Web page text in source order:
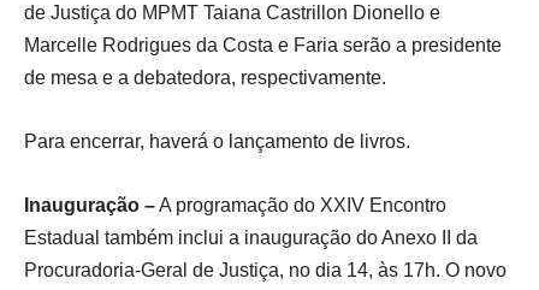
de Justiça do MPMT Taiana Castrillon Dionello e
Marcelle Rodrigues da Costa e Faria serão a presidente
de mesa e a debatedora, respectivamente.
Para encerrar, haverá o lançamento de livros.
Inauguração –A programação do XXIV Encontro
Estadual também inclui a inauguração do Anexo II da
Procuradoria-Geral de Justiça, no dia 14, às 17h. O novo